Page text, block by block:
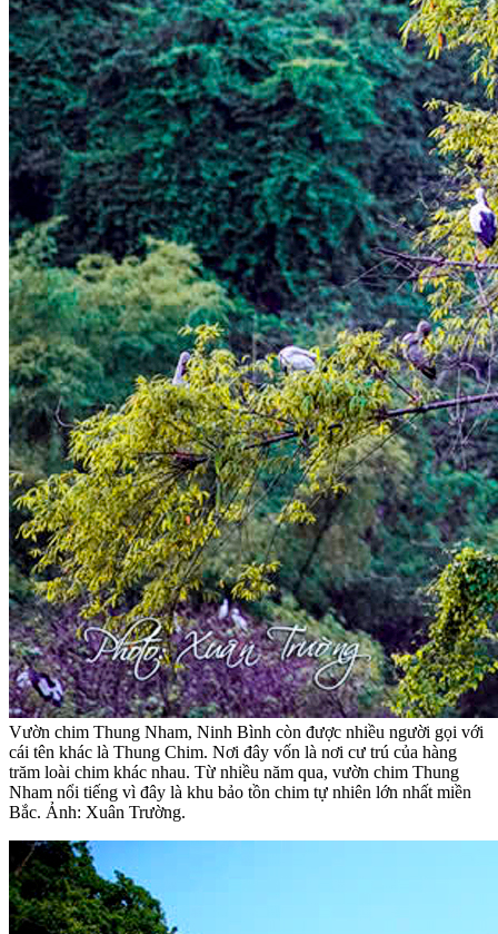
Vườn chim Thung Nham, Ninh Bình còn được nhiều người gọi với
cái tên khác là Thung Chim. Nơi đây vốn là nơi cư trú của hàng
trăm loài chim khác nhau. Từ nhiều năm qua, vườn chim Thung
Nham nổi tiếng vì đây là khu bảo tồn chim tự nhiên lớn nhất miền
Bắc. Ảnh: Xuân Trường.